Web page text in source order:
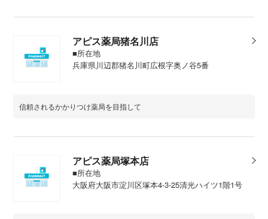
アピス薬局猪名川店
■所在地
兵庫県川辺郡猪名川町広根字奥ノ谷5番
信頼されるかかりつけ薬局を目指して
アピス薬局塚本店
■所在地
大阪府大阪市淀川区塚本4-3-25清光ハイツ1階1号